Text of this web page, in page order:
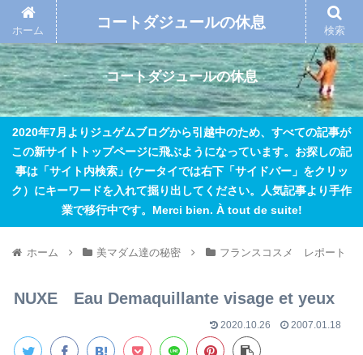
コートダジュールの休息
2020年7月よりジュゲムブログから引越中のため、すべての記事が
この新サイトトップページに飛ぶようになっています。お探しの記
事は「サイト内検索」(ケータイでは右下「サイドバー」をクリッ
ク）にキーワードを入れて掘り出してください。人気記事より手作
業で移行中です。Merci bien. À tout de suite!
ホーム 美マダム達の秘密 フランスコスメ レポート
NUXE Eau Demaquillante visage et yeux
2020.10.26 2007.01.18
ホーム コートダジュールの休息 検索